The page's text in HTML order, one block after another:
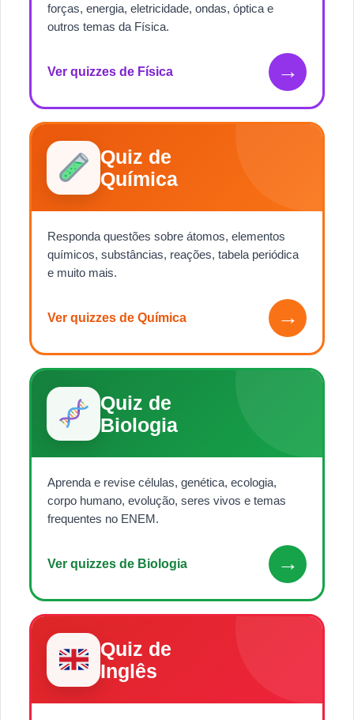
forças, energia, eletricidade, ondas, óptica e
outros temas da Física.
Ver quizzes de Física →
Quiz de
Química
Responda questões sobre átomos, elementos
químicos, substâncias, reações, tabela periódica
e muito mais.
Ver quizzes de Química →
Quiz de
Biologia
Aprenda e revise células, genética, ecologia,
corpo humano, evolução, seres vivos e temas
frequentes no ENEM.
Ver quizzes de Biologia →
Quiz de
Inglês